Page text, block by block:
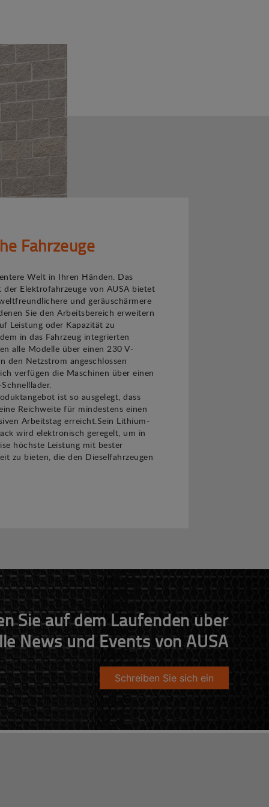
Fahrzeuge
Welt in Ihren Händen. Das
der Elektrofahrzeuge von AUSA bietet
und geräuschärmere
Sie den Arbeitsbereich erweitern
Leistung oder Kapazität zu
in das Fahrzeug integrierten
alle Modelle über einen 230 V-
den Netzstrom angeschlossen
verfügen die Maschinen über einen
ist so ausgelegt, dass
Reichweite für mindestens einen
Arbeitstag erreicht.Sein Lithium-
wird elektronisch geregelt, um in
höchste Leistung mit bester
zu bieten, die den Dieselfahrzeugen
Sie auf dem Laufenden über
News und Events von AUSA
Schreiben Sie sich ein